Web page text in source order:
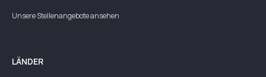
Unsere Stellenangebote ansehen
LÄNDER